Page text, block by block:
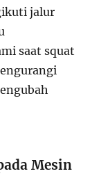
jalur
saat squat
Mesin